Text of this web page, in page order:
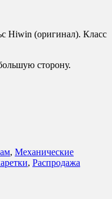
Hiwin (оригинал). Класс
сторону.
, Механические
, Распродажа